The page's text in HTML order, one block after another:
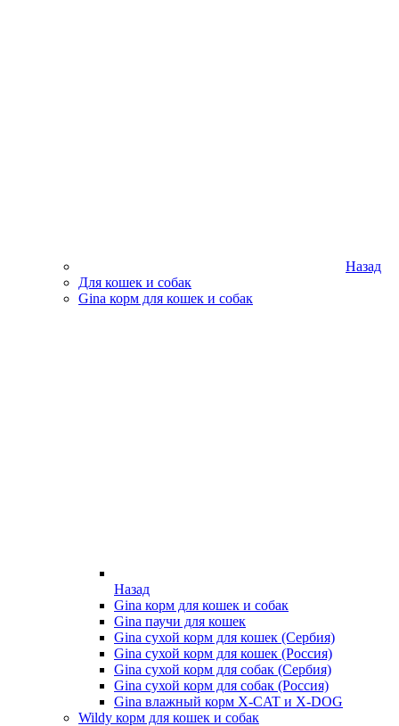
Назад
Для кошек и собак
Gina корм для кошек и собак
Назад
Gina корм для кошек и собак
Gina паучи для кошек
Gina сухой корм для кошек (Сербия)
Gina сухой корм для кошек (Россия)
Gina сухой корм для собак (Сербия)
Gina сухой корм для собак (Россия)
Gina влажный корм X-CAT и X-DOG
Wildy корм для кошек и собак